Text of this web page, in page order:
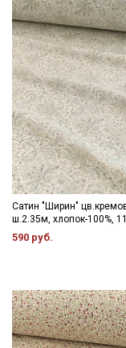
Сатин "Ширин"
ш.2.35м, хлопок-100%,
590 руб.